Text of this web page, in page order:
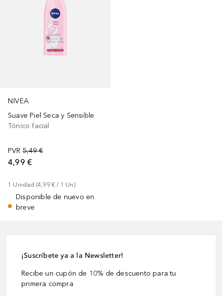
NIVEA
Suave Piel Seca y Sensible
Tónico facial
PVR 5,49 €
4,99 €
1 Unidad (4,99 € / 1 Un)
Disponible de nuevo en
breve
¡Suscríbete ya a la Newsletter!
Recibe un cupón de 10% de descuento para tu
primera compra